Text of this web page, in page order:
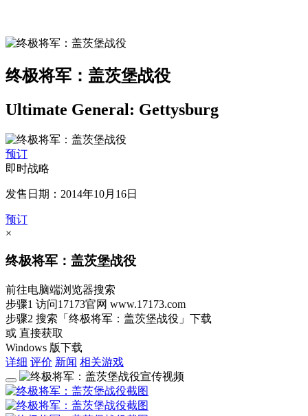
终极将军：盖茨堡战役
Ultimate General: Gettysburg
预订
即时战略
发售日期：2014年10月16日
预订
×
终极将军：盖茨堡战役
前往电脑端浏览器搜索
步骤1 访问17173官网 www.17173.com
步骤2 搜索 「终极将军：盖茨堡战役」 下载
或 直接获取
Windows 版下载
详细 评价 新闻 相关游戏